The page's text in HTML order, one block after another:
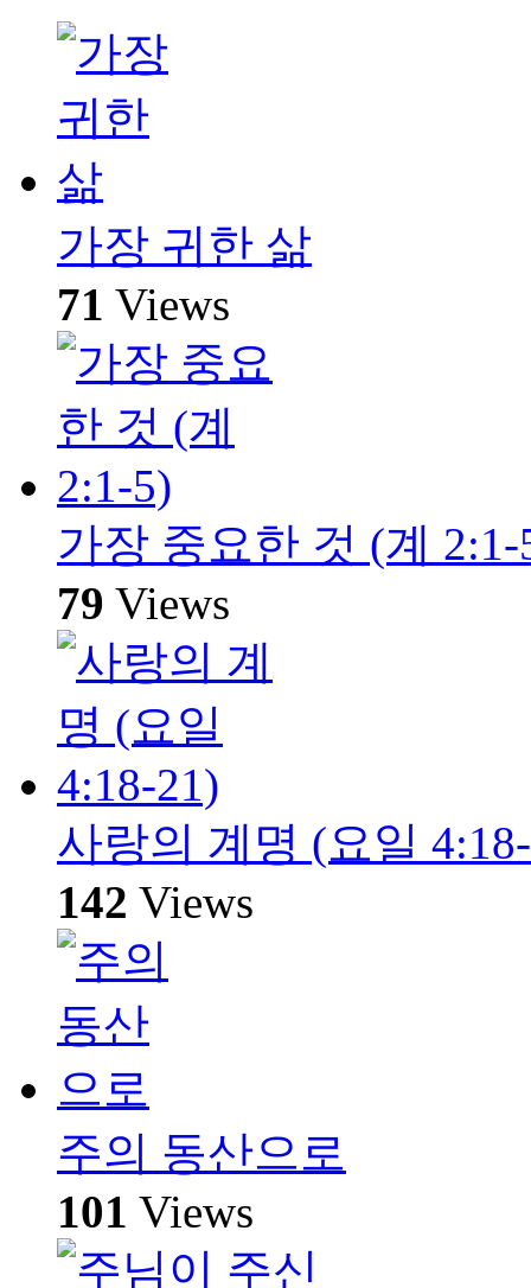
가장 귀한 삶
71 Views
가장 중요한 것 (계 2:1-
79 Views
사랑의 계명 (요일
142 Views
주의 동산으로
101 Views